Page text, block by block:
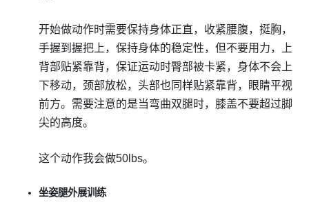
开始做动作时需要保持身体正直，收紧腰腹，挺胸，
手握到握把上，保持身体的稳定性，但不要用力，上
背部贴紧靠背，保证运动时臀部被卡紧，身体不会上
下移动，颈部放松，头部也同样贴紧靠背，眼睛平视
前方。需要注意的是当弯曲双腿时，膝盖不要超过脚
尖的高度。
这个动作我会做50lbs。
坐姿腿外展训练